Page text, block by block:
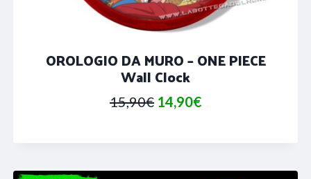
OROLOGIO DA MURO – ONE PIECE
Wall Clock
15,90€ Il
era:
14,90€Il
è: